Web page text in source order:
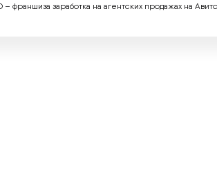
– франшиза заработка на агентских продажах на